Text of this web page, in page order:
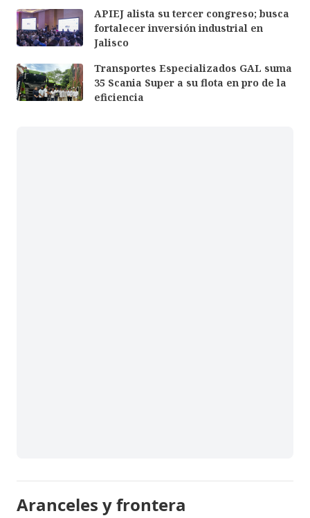
APIEJ alista su tercer congreso; busca
fortalecer inversión industrial en
Jalisco
Transportes Especializados GAL suma
35 Scania Super a su flota en pro de la
eficiencia
Aranceles y frontera